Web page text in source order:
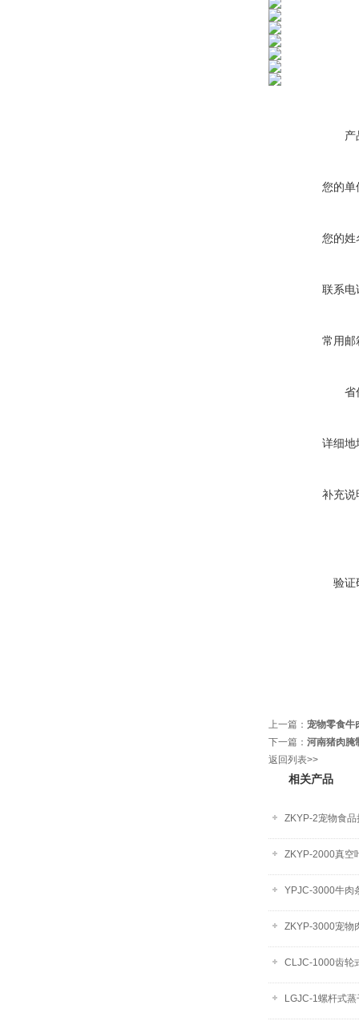
产
您的单
您的姓
联系电
常用邮
省
详细地
补充说
验证
上一篇： 宠物零食牛
下一篇： 河南猪肉腌
返回列表>>
相关产品
ZKYP-2宠物食
ZKYP-2000真空
YPJC-3000牛肉
ZKYP-3000宠物
CLJC-1000齿轮
LGJC-1螺杆式